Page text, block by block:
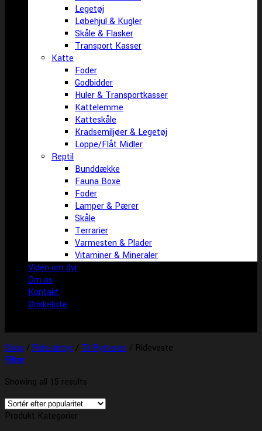
Legetøj
Løbehjul & Kugler
Skåle & Flasker
Transport Kasser
Katte
Foder
Godbidder
Huler & Transportkasser
Kattelemme
Katteskåle
Kradsemiljøer & Legetøj
Loppe/Flåt Midler
Reptil
Bunddække
Fauna Boxe
Foder
Lamper & Pærer
Skåle
Terrarier
Varmesten & Plader
Vitaminer & Mineraler
Viden om dyr
Om os
Kontakt
Ønskeliste
Shop / Rideudstyr / Til Rytteren / Rideveste
Filter
Showing all 15 results
Produkt Kategorier